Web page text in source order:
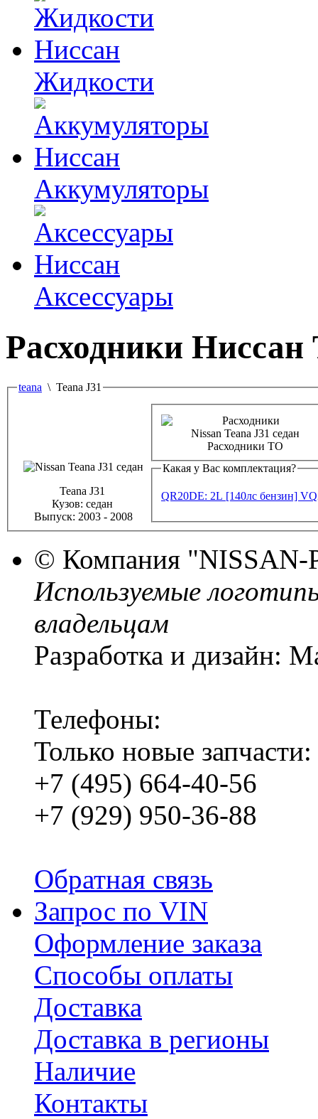
Жидкости
Аккумуляторы
Аксессуары
Расходники Ниссан
teana \ Teana J31
Teana J31
Кузов: седан
Выпуск: 2003 - 2008
Расходники ТО
Какая у Вас комплектация?
QR20DE: 2L [140лс бензин]
© Компания "NISSAN-
Используемые
владельцам
Разработка и дизайн:
Телефоны:
Только новые запчасти:
+7 (495) 664-40-56
+7 (929) 950-36-88
Обратная связь
Запрос по VIN
Оформление заказа
Способы оплаты
Доставка
Доставка в регионы
Наличие
Контакты